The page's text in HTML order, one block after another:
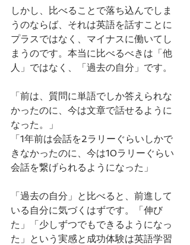
しかし、比べることで落ち込んでしま
うのならば、それは英語を話すことに
プラスではなく、マイナスに働いてし
まうのです。本当に比べるべきは「他
人」ではなく、「過去の自分」です。
「前は、質問に単語でしか答えられな
かったのに、今は文章で話せるように
なった。」
「1年前は会話を2ラリーぐらいしかで
きなかったのに、今は10ラリーぐらい
会話を繋げられるようになった」
「過去の自分」と比べると、前進して
いる自分に気づくはずです。「伸び
た」「少しずつでもできるようになっ
た」という実感と成功体験は英語学習